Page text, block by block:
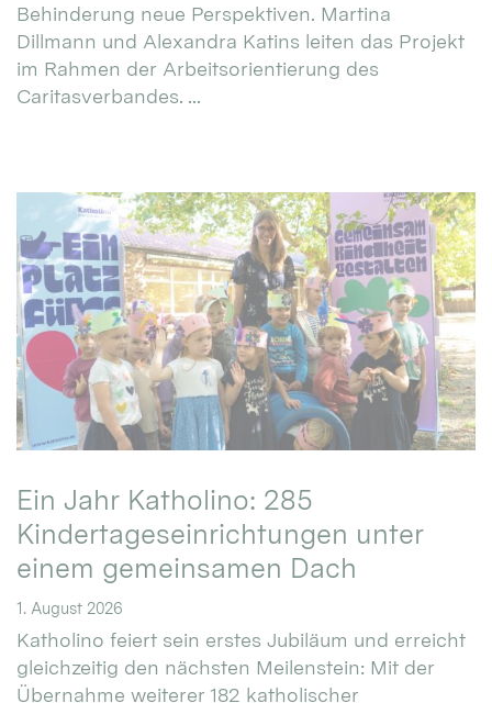
Behinderung neue Perspektiven. Martina
Dillmann und Alexandra Katins leiten das Projekt
im Rahmen der Arbeitsorientierung des
Caritasverbandes. ...
Ein Jahr Katholino: 285
Kindertageseinrichtungen unter
einem gemeinsamen Dach
1. August 2026
Katholino feiert sein erstes Jubiläum und erreicht
gleichzeitig den nächsten Meilenstein: Mit der
Übernahme weiterer 182 katholischer